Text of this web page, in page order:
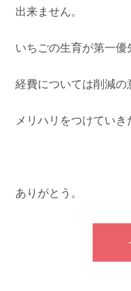
出来ません。
いちごの生育が第一優
経費については削減の
メリハリをつけていき
ありがとう。